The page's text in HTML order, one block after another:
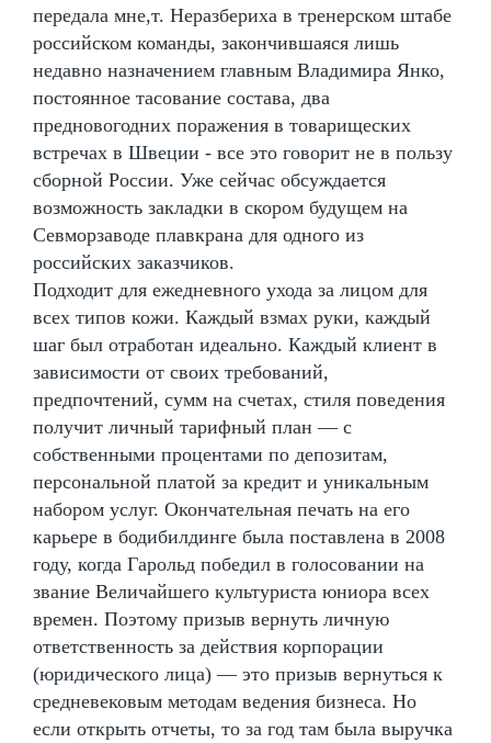
передала мне,т. Неразбериха в тренерском штабе
российском команды, закончившаяся лишь
недавно назначением главным Владимира Янко,
постоянное тасование состава, два
предновогодних поражения в товарищеских
встречах в Швеции - все это говорит не в пользу
сборной России. Уже сейчас обсуждается
возможность закладки в скором будущем на
Севморзаводе плавкрана для одного из
российских заказчиков.
Подходит для ежедневного ухода за лицом для
всех типов кожи. Каждый взмах руки, каждый
шаг был отработан идеально. Каждый клиент в
зависимости от своих требований,
предпочтений, сумм на счетах, стиля поведения
получит личный тарифный план — с
собственными процентами по депозитам,
персональной платой за кредит и уникальным
набором услуг. Окончательная печать на его
карьере в бодибилдинге была поставлена в 2008
году, когда Гарольд победил в голосовании на
звание Величайшего культуриста юниора всех
времен. Поэтому призыв вернуть личную
ответственность за действия корпорации
(юридического лица) — это призыв вернуться к
средневековым методам ведения бизнеса. Но
если открыть отчеты, то за год там была выручка